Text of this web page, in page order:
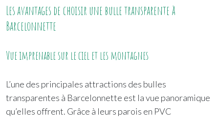
Les avantages de choisir une bulle transparente à
Barcelonnette
Vue imprenable sur le ciel et les montagnes
L’une des principales attractions des bulles
transparentes à Barcelonnette est la vue panoramique
qu’elles offrent. Grâce à leurs parois en PVC